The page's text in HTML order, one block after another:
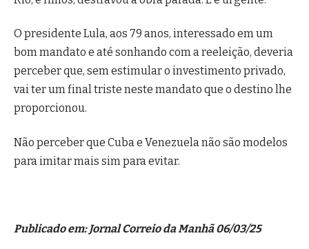
O presidente Lula, aos 79 anos, interessado em um
bom mandato e até sonhando com a reeleição, deveria
perceber que, sem estimular o investimento privado,
vai ter um final triste neste mandato que o destino lhe
proporcionou.
Não perceber que Cuba e Venezuela não são modelos
para imitar mais sim para evitar.
Publicado em: Jornal Correio da Manhã 06/03/25